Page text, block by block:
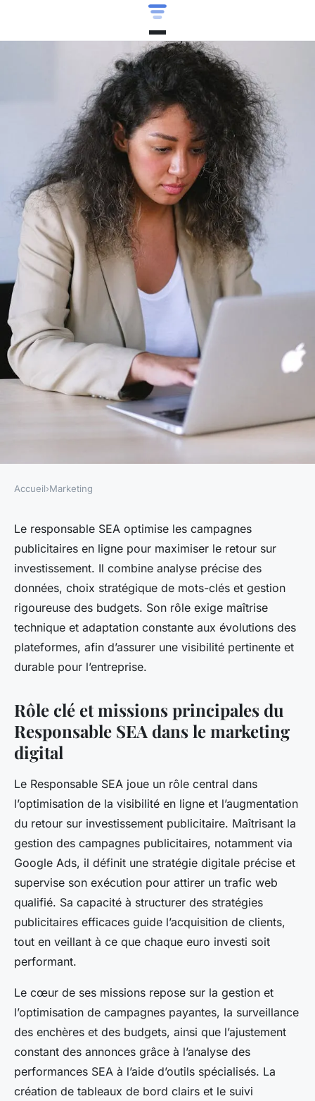
Responsable SEA : clés pour
optimiser vos campagnes
digitales
Lyana•16 juin 2025•4 min de lecture
Accueil›Marketing
Le responsable SEA optimise les campagnes
publicitaires en ligne pour maximiser le retour sur
investissement. Il combine analyse précise des
données, choix stratégique de mots-clés et gestion
rigoureuse des budgets. Son rôle exige maîtrise
technique et adaptation constante aux évolutions des
plateformes, afin d’assurer une visibilité pertinente et
durable pour l’entreprise.
Rôle clé et missions principales du
Responsable SEA dans le marketing
digital
Le Responsable SEA joue un rôle central dans
l’optimisation de la visibilité en ligne et l’augmentation
du retour sur investissement publicitaire. Maîtrisant la
gestion des campagnes publicitaires, notamment via
Google Ads, il définit une stratégie digitale précise et
supervise son exécution pour attirer un trafic web
qualifié. Sa capacité à structurer des stratégies
publicitaires efficaces guide l’acquisition de clients,
tout en veillant à ce que chaque euro investi soit
performant.
Le cœur de ses missions repose sur la gestion et
l’optimisation de campagnes payantes, la surveillance
des enchères et des budgets, ainsi que l’ajustement
constant des annonces grâce à l’analyse des
performances SEA à l’aide d’outils spécialisés. La
création de tableaux de bord clairs et le suivi